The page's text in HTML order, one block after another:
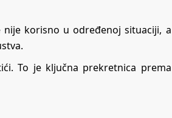
nije korisno u određenoj situaciji, a
To je ključna prekretnica prema